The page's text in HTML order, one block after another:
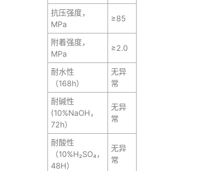
抗压强度，
MPa
≥85
附着强度，
MPa
≥2.0
耐⽔性
（168h）
⽆异
常
耐碱性
(10%NaOH，
72h）
⽆异
常
耐酸性
（10%H₂SO₄，
48H）
⽆异
常